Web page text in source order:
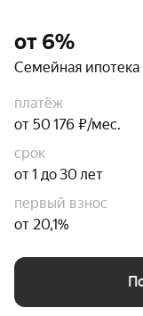
от 6%
Семейная ипотека
платёж
от 50 176 ₽/мес.
срок
от 1 до 30 лет
первый взнос
от 20,1%